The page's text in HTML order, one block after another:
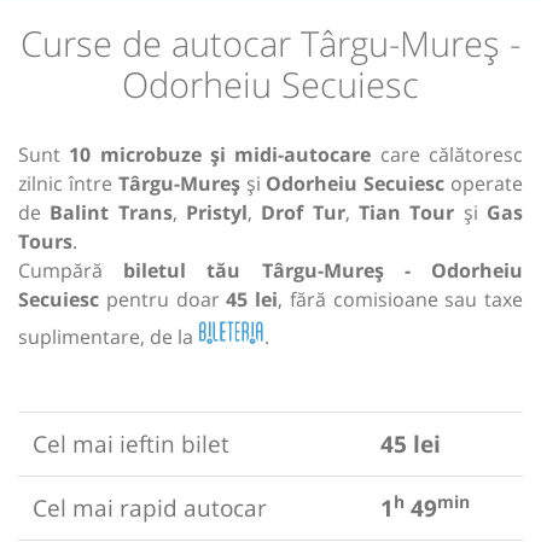
Curse de autocar Târgu-Mureș -
Odorheiu Secuiesc
Sunt 10 microbuze și midi-autocare care călătoresc
zilnic între Târgu-Mureșși Odorheiu Secuiesc operate
de Balint Trans, Pristyl, Drof Tur,Tian Tour și Gas
Tours.
Cumpără biletul tău Târgu-Mureș - Odorheiu
Secuiesc pentru doar45 lei, fără comisioane sau taxe
suplimentare, de la
.
Cel mai ieftin bilet
45 lei
Cel mai rapid autocar
1 h 49min